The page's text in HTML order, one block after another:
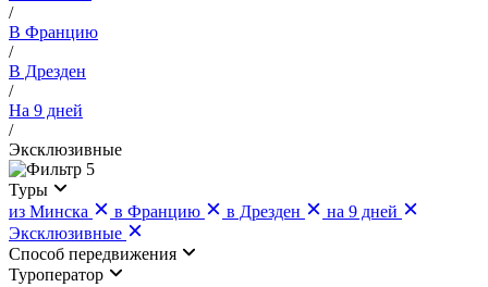
/
В Францию
/
В Дрезден
/
На 9 дней
/
Эксклюзивные
5
Туры
из Минска
в Францию в Дрезден
на 9 дней
Эксклюзивные
Cпособ передвижения
Туроператор